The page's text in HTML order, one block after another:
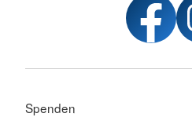
Spenden